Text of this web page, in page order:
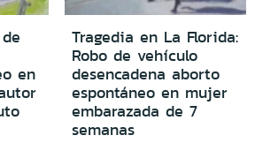
en
Tragedia en La Florida:
Robo de vehículo
desencadena aborto
espontáneo en mujer
embarazada de 7
semanas